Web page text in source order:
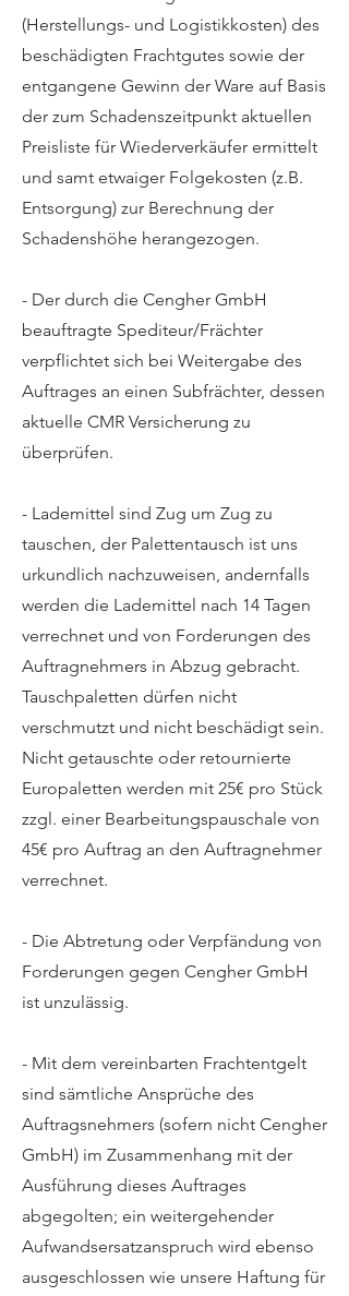
(Herstellungs- und Logistikkosten) des
beschädigten Frachtgutes sowie der
entgangene Gewinn der Ware auf Basis
der zum Schadenszeitpunkt aktuellen
Preisliste für Wiederverkäufer ermittelt
und samt etwaiger Folgekosten (z.B.
Entsorgung) zur Berechnung der
Schadenshöhe herangezogen.
- Der durch die Cengher GmbH
beauftragte Spediteur/Frächter
verpflichtet sich bei Weitergabe des
Auftrages an einen Subfrächter, dessen
aktuelle CMR Versicherung zu
überprüfen.
- Lademittel sind Zug um Zug zu
tauschen, der Palettentausch ist uns
urkundlich nachzuweisen, andernfalls
werden die Lademittel nach 14 Tagen
verrechnet und von Forderungen des
Auftragnehmers in Abzug gebracht.
Tauschpaletten dürfen nicht
verschmutzt und nicht beschädigt sein.
Nicht getauschte oder retournierte
Europaletten werden mit 25€ pro Stück
zzgl. einer Bearbeitungspauschale von
45€ pro Auftrag an den Auftragnehmer
verrechnet.
- Die Abtretung oder Verpfändung von
Forderungen gegen Cengher GmbH
ist unzulässig.
- Mit dem vereinbarten Frachtentgelt
sind sämtliche Ansprüche des
Auftragsnehmers (sofern nicht Cengher
GmbH) im Zusammenhang mit der
Ausführung dieses Auftrages
abgegolten; ein weitergehender
Aufwandsersatzanspruch wird ebenso
ausgeschlossen wie unsere Haftung für